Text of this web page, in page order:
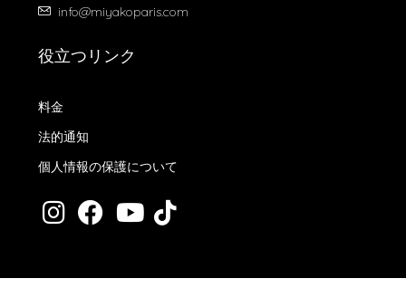
info@miyakoparis.com
役立つリンク
料金
法的通知
個人情報の保護について